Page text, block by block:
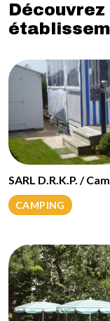
SARL D.R.K.P. /
CAMPING